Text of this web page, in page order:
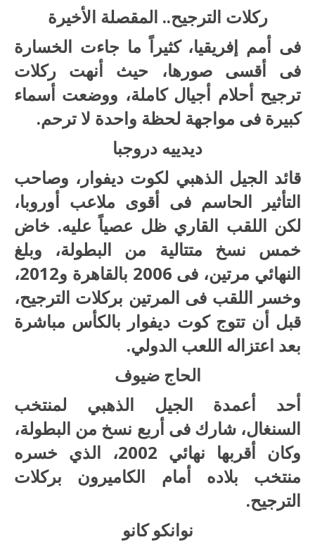
ركلات الترجيح.. المقصلة الأخيرة
فى أمم إفريقيا، كثيراً ما جاءت الخسارة
فى أقسى صورها، حيث أنهت ركلات
ترجيح أحلام أجيال كاملة، ووضعت أسماء
كبيرة فى مواجهة لحظة واحدة لا ترحم.
ديدييه دروجبا
قائد الجيل الذهبي لكوت ديفوار، وصاحب
التأثير الحاسم فى أقوى ملاعب أوروبا،
لكن اللقب القاري ظل عصياً عليه. خاض
خمس نسخ متتالية من البطولة، وبلغ
النهائي مرتين، فى 2006 بالقاهرة و2012،
وخسر اللقب فى المرتين بركلات الترجيح،
قبل أن تتوج كوت ديفوار بالكأس مباشرة
بعد اعتزاله اللعب الدولي.
الحاج ضيوف
أحد أعمدة الجيل الذهبي لمنتخب
السنغال، شارك فى أربع نسخ من البطولة،
وكان أقربها نهائي 2002، الذي خسره
منتخب بلاده أمام الكاميرون بركلات
الترجيح.
نوانكو كانو